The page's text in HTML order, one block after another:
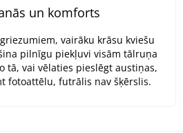
un komforts
vairāku krāsu kviešu
pilnīgu piekļuvi visām tālruņa
tā, vai vēlaties pieslēgt austiņas,
fotoattēlu, futrālis nav šķērslis.